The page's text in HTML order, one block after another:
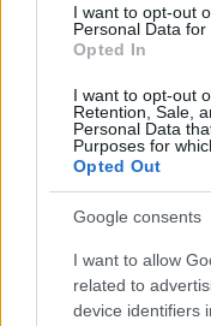
I want to opt-out
Personal Data for
Opted In
I want to opt-out
Retention, Sale,
Personal Data
Purposes for
Opted Out
Google consents
I want to allow
related to
device identifiers
Címkék:vb finnország
Ajánlott